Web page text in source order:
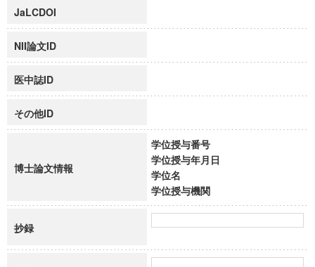
JaLCDOI
NII論文ID
医中誌ID
その他ID
博士論文情報
学位授与番号
学位授与年月日
学位名
学位授与機関
抄録